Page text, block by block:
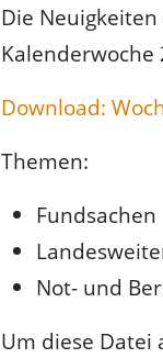
Die
Kalenderwoche
Download:
Themen:
Fundsachen
Not- und
Um diese Datei